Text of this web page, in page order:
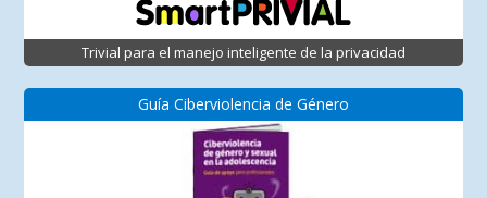
Trivial para el manejo inteligente de la privacidad
Guía Ciberviolencia de Género